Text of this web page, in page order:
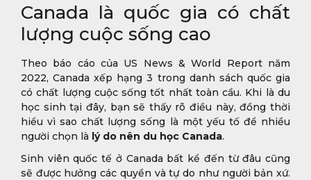
Canada là quốc gia có chất
lượng cuộc sống cao
Theo báo cáo của US News & World Report năm
2022, Canada xếp hạng 3 trong danh sách quốc gia
có chất lượng cuộc sống tốt nhất toàn cầu. Khi là du
học sinh tại đây, bạn sẽ thấy rõ điều này, đồng thời
hiểu vì sao chất lượng sống là một yếu tố để nhiều
người chọn là lý do nên du học Canada.
Sinh viên quốc tế ở Canada bất kể đến từ đâu cũng
sẽ được hưởng các quyền và tự do như người bản xứ.